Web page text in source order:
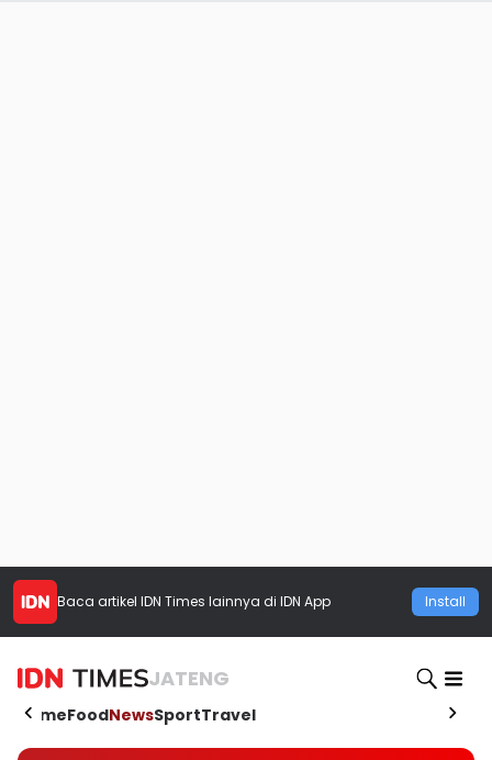
Baca artikel IDN Times lainnya di IDN App Install
JATENG
HomeFoodNewsSportTravel